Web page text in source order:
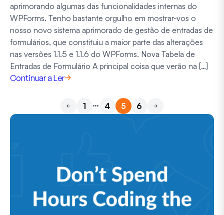
aprimorando algumas das funcionalidades internas do
WPForms. Tenho bastante orgulho em mostrar-vos o
nosso novo sistema aprimorado de gestão de entradas de
formulários, que constituiu a maior parte das alterações
nas versões 1.1.5 e 1.1.6 do WPForms. Nova Tabela de
Entradas de Formulário A principal coisa que verão na […]
Continuar a Ler
1 … 4 5
6